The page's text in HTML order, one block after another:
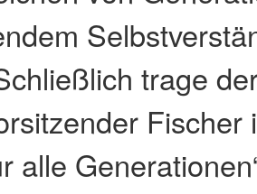
trage
Fischer
alle